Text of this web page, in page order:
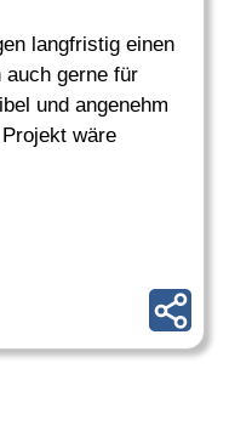
langfristig einen
auch gerne für
und angenehm
wäre